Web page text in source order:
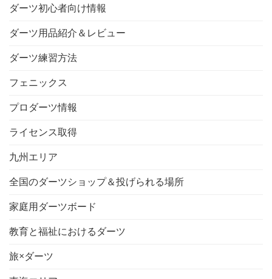
ダーツ初心者向け情報
ダーツ用品紹介＆レビュー
ダーツ練習方法
フェニックス
プロダーツ情報
ライセンス取得
九州エリア
全国のダーツショップ＆投げられる場所
家庭用ダーツボード
教育と福祉におけるダーツ
旅×ダーツ